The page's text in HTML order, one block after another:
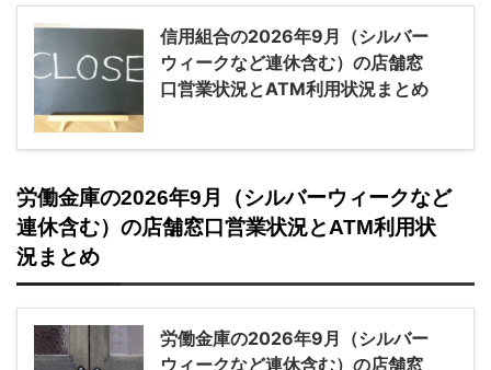
信用組合の2026年9月（シルバー
ウィークなど連休含む）の店舗窓
口営業状況とATM利用状況まとめ
労働金庫の2026年9月（シルバーウィークなど
連休含む）の店舗窓口営業状況とATM利用状
況まとめ
労働金庫の2026年9月（シルバー
ウィークなど連休含む）の店舗窓